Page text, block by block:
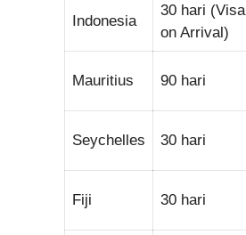
Indonesia
30 hari (Visa
on Arrival)
Mauritius 90 hari
Seychelles 30 hari
Fiji 30 hari